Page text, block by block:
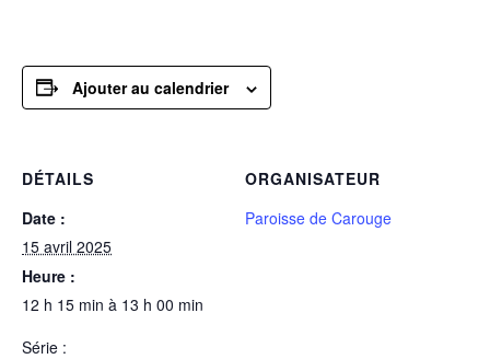
Ajouter au calendrier
DÉTAILS
Date :
15 avril 2025
Heure :
12 h 15 min à 13 h 00 min
Série :
ORGANISATEUR
Paroisse de Carouge